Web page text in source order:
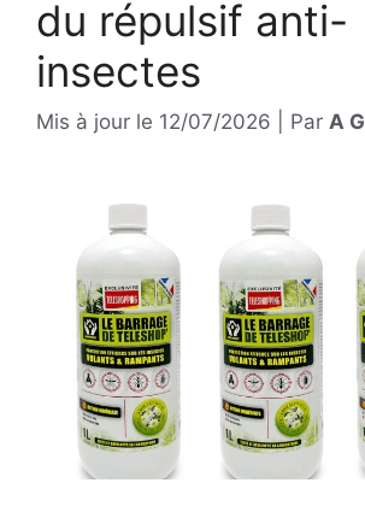
du répulsif anti-
insectes
Mis à jour le 12/07/2026 Par A G